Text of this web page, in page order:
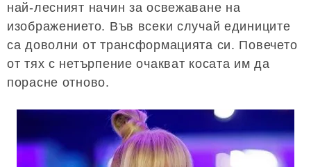
най-лесният начин за освежаване на
изображението. Във всеки случай единиците
са доволни от трансформацията си. Повечето
от тях с нетърпение очакват косата им да
порасне отново.